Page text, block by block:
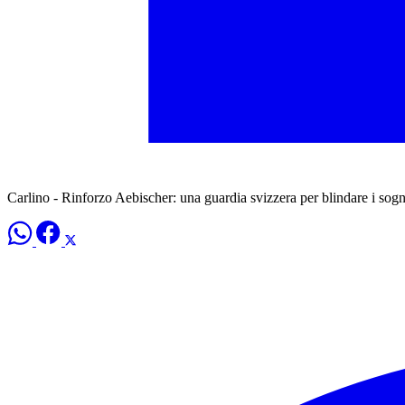
Carlino - Rinforzo Aebischer: una guardia svizzera per blindare i